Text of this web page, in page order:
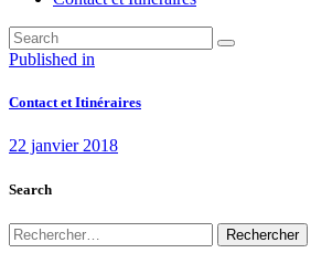
Navigation
de
Published in
Contact et Itinéraires
22 janvier 2018
Search
Rechercher :